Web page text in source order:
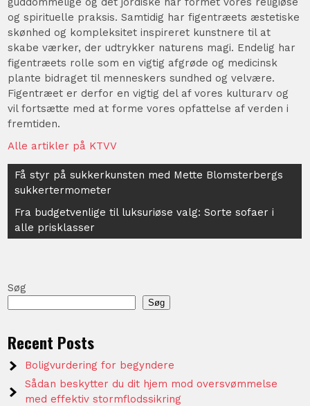
og spirituelle praksis. Samtidig har figentræets æstetiske
skønhed og kompleksitet inspireret kunstnere til at
skabe værker, der udtrykker naturens magi. Endelig har
figentræets rolle som en vigtig afgrøde og medicinsk
plante bidraget til menneskers sundhed og velvære.
Figentræet er derfor en vigtig del af vores kulturarv og
vil fortsætte med at forme vores opfattelse af verden i
fremtiden.
Alle artikler på KTVV
Indlægsnavigation
Få styr på sukkerkunsten med Mette Blomsterbergs
sukkertermometer
Fra budgetvenlige til luksuriøse valg: Sorte sofaer i
alle prisklasser
Søg
Søg
Recent Posts
Boligvurdering for begyndere
Sådan beskytter du dit hjem mod oversvømmelse
med effektiv stormflodssikring